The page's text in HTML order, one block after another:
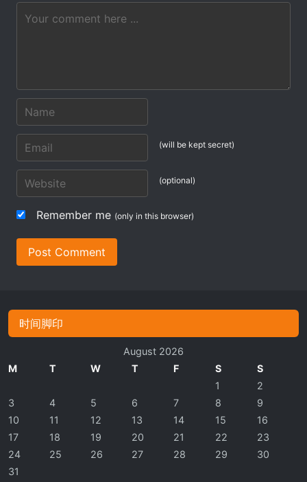
(will be kept secret)
(optional)
Remember me (only in this browser)
Post Comment
时间脚印
August 2026
M
T W T F S S
1
2
3
4 5 6 7 8
9
10
11 12 13 14 15
16
17
18 19 20 21 22
23
24
25 26 27 28 29
30
31